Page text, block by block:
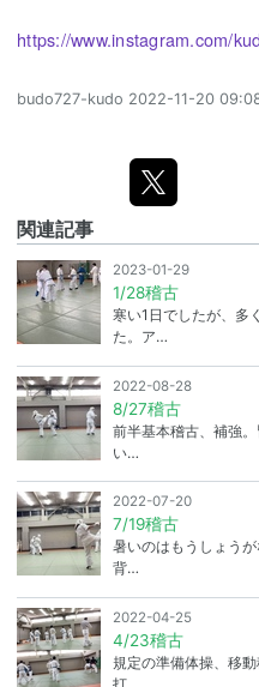
https://www.instagram.com/
budo727-kudo 2022-11-20
関連記事
2023-01-29
1/28稽古
寒い1日でしたが、多
た。ア…
2022-08-28
8/27稽古
前半基本稽古、補強
い…
2022-07-20
7/19稽古
暑いのはもうしょう
背…
2022-04-25
4/23稽古
規定の準備体操、移